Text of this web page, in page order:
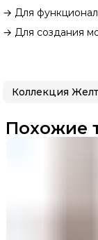
→ Для
→ Для создания
Коллекция
Похожие